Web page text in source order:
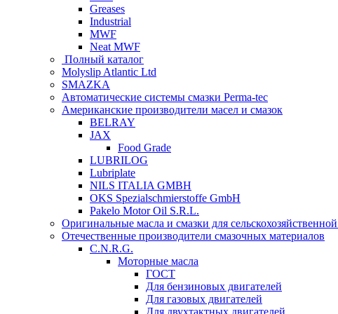
Greases
Industrial
MWF
Neat MWF
Полный каталог
Molyslip Atlantic Ltd
SMAZKA
Автоматические системы смазки Perma-tec
Американские производители масел и смазок
BELRAY
JAX
Food Grade
LUBRILOG
Lubriplate
NILS ITALIA GMBH
OKS Spezialschmierstoffe GmbH
Pakelo Motor Oil S.R.L.
Оригинальные масла и смазки для
Отечественные производители смазочных материалов
C.N.R.G.
Моторные масла
ГОСТ
Для бензиновых двигателей
Для газовых двигателей
Для двухтактных двигателей